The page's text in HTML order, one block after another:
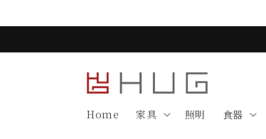
進む
Home 家具 照明 食器